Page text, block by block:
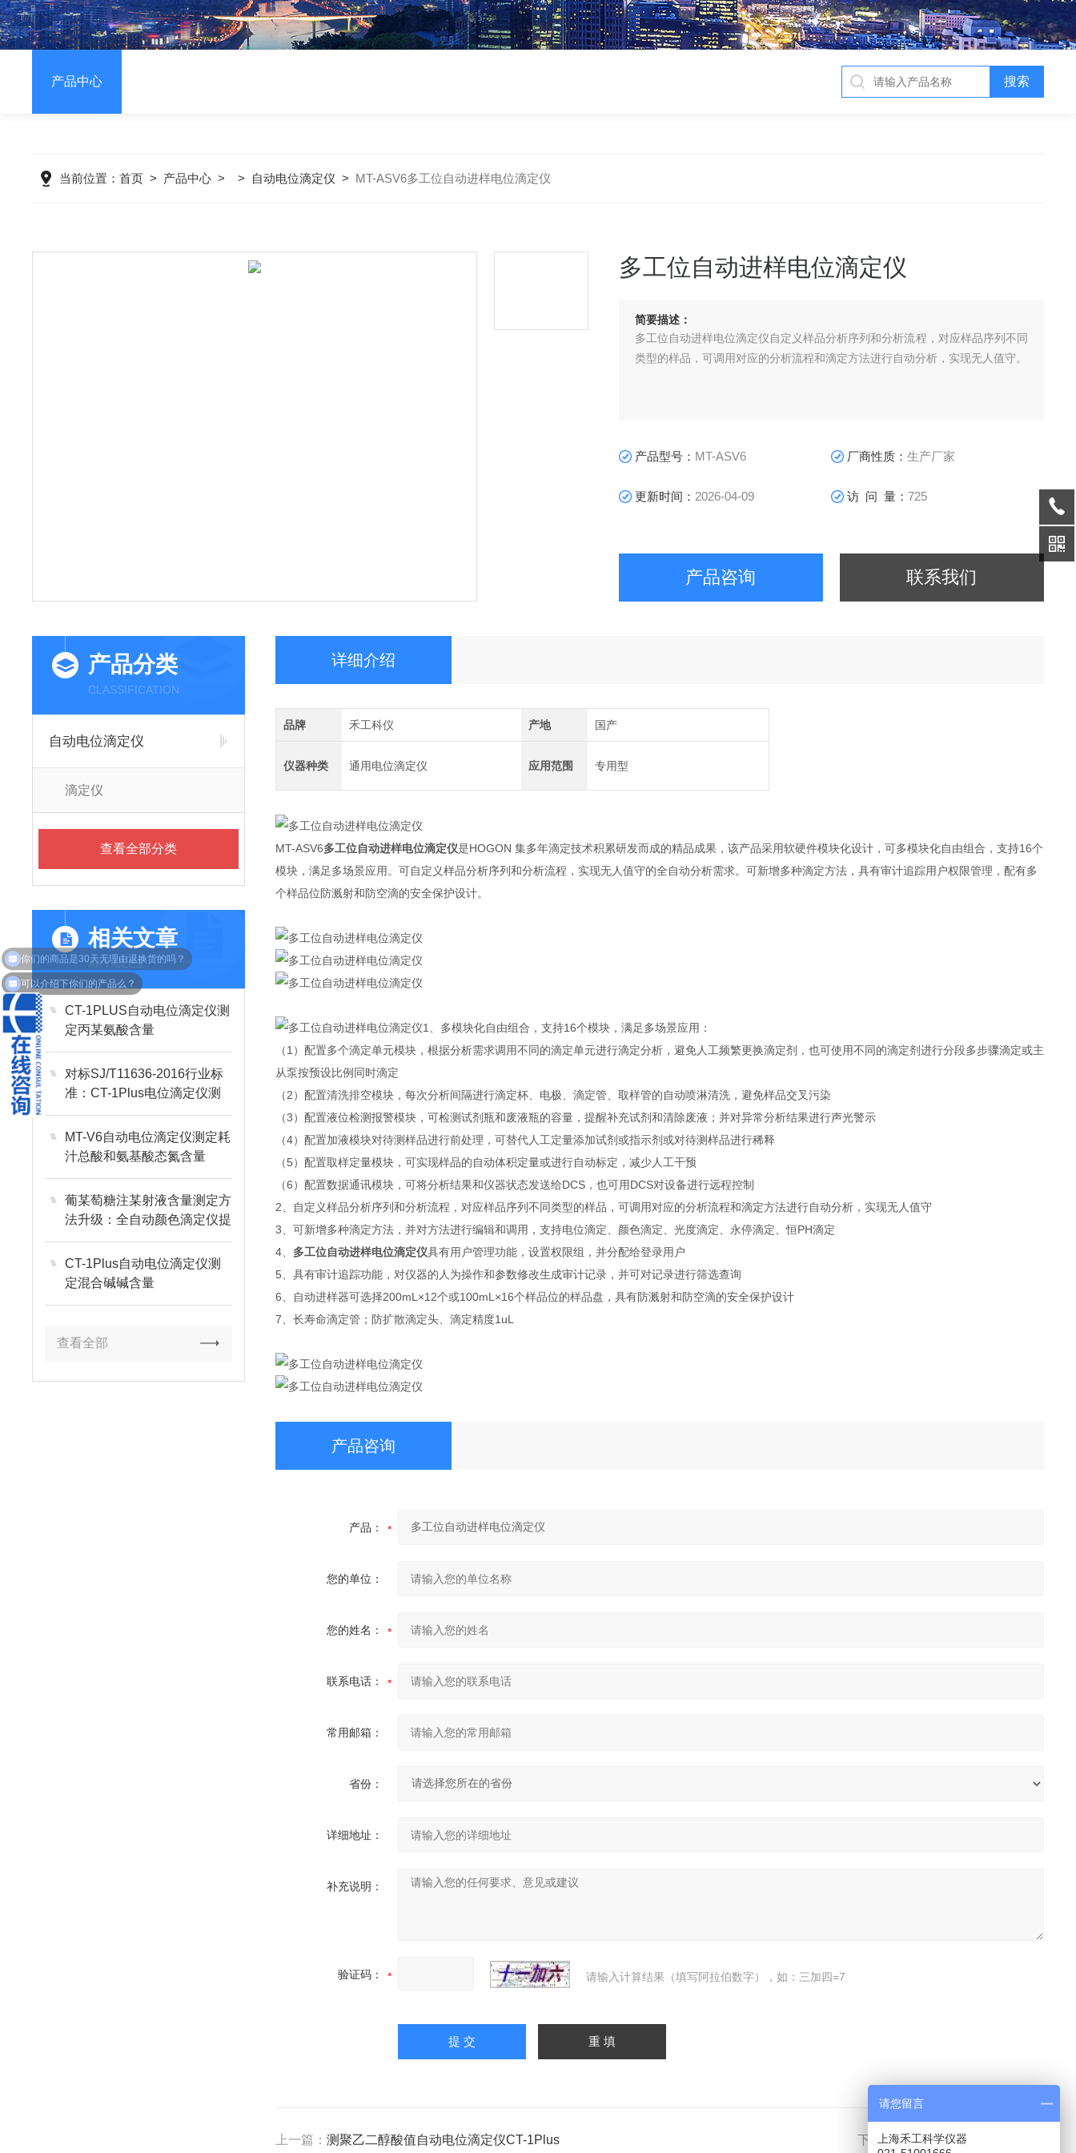
产品中心
当前位置：首页 > 产品中心 > > 自动电位滴定仪 > MT-ASV6多工位自动进样电位滴定仪
多工位自动进样电位滴定仪
简要描述：
多工位自动进样电位滴定仪自定义样品分析序列和分析流程，对应样品序列不同
类型的样品，可调用对应的分析流程和滴定方法进行自动分析，实现无人值守。
产品型号： MT-ASV6 厂商性质：生产厂家
更新时间： 2026-04-09 访 问 量：725
产品咨询 联系我们
产品分类
CLASSIFICATION
自动电位滴定仪
滴定仪
查看全部分类
相关文章
ARTICLES
CT-1PLUS自动电位滴定仪测
定丙某氨酸含量
对标SJ/T11636-2016行业标
准：CT-1Plus电位滴定仪测
定显影液中TMAH浓度
MT-V6自动电位滴定仪测定耗
汁总酸和氨基酸态氮含量
葡某萄糖注某射液含量测定方
法升级：全自动颜色滴定仪提
升数据重现性
CT-1Plus自动电位滴定仪测
定混合碱碱含量
查看全部
详细介绍
品牌 禾工科仪 产地 国产
仪器种类 通用电位滴定仪 应用范围 专用型
MT-ASV6多工位自动进样电位滴定仪是HOGON 集多年滴定技术积累研发而成的精品成果，该产品采用软硬件模块化设计，可多模块化自由组合，支持16个
模块，满足多场景应用。可自定义样品分析序列和分析流程，实现无人值守的全自动分析需求。可新增多种滴定方法，具有审计追踪用户权限管理，配有多
个样品位防溅射和防空滴的安全保护设计。
1、多模块化自由组合，支持16个模块，满足多场景应用：
（1）配置多个滴定单元模块，根据分析需求调用不同的滴定单元进行滴定分析，避免人工频繁更换滴定剂，也可使用不同的滴定剂进行分段多步骤滴定或主
从泵按预设比例同时滴定
（2）配置清洗排空模块，每次分析间隔进行滴定杯、电极、滴定管、取样管的自动喷淋清洗，避免样品交叉污染
（3）配置液位检测报警模块，可检测试剂瓶和废液瓶的容量，提醒补充试剂和清除废液；并对异常分析结果进行声光警示
（4）配置加液模块对待测样品进行前处理，可替代人工定量添加试剂或指示剂或对待测样品进行稀释
（5）配置取样定量模块，可实现样品的自动体积定量或进行自动标定，减少人工干预
（6）配置数据通讯模块，可将分析结果和仪器状态发送给DCS，也可用DCS对设备进行远程控制
2、自定义样品分析序列和分析流程，对应样品序列不同类型的样品，可调用对应的分析流程和滴定方法进行自动分析，实现无人值守
3、可新增多种滴定方法，并对方法进行编辑和调用，支持电位滴定、颜色滴定、光度滴定、永停滴定、恒PH滴定
4、 多工位自动进样电位滴定仪具有用户管理功能，设置权限组，并分配给登录用户
5、具有审计追踪功能，对仪器的人为操作和参数修改生成审计记录，并可对记录进行筛选查询
6、自动进样器可选择200mL×12个或100mL×16个样品位的样品盘，具有防溅射和防空滴的安全保护设计
7、长寿命滴定管；防扩散滴定头、滴定精度1uL
产品咨询
产品：
您的单位：
您的姓名：
联系电话：
常用邮箱：
省份：
详细地址：
补充说明：
验证码： 请输入计算结果（填写阿拉伯数字），如：三加四=7
上一篇： 测聚乙二醇酸值自动电位滴定仪CT-1Plus 下一篇：AKF-V1卡氏水分测定仪
可以介绍下你们的产品么？
请您留言
上海禾工科学仪器